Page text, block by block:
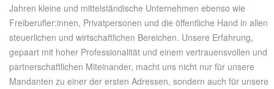
Jahren kleine und mittelständische Unternehmen ebenso wie
Freiberufler:innen, Privatpersonen und die öffentliche Hand in allen
steuerlichen und wirtschaftlichen Bereichen. Unsere Erfahrung,
gepaart mit hoher Professionalität und einem vertrauensvollen und
partnerschaftlichen Miteinander, macht uns nicht nur für unsere
Mandanten zu einer der ersten Adressen, sondern auch für unsere